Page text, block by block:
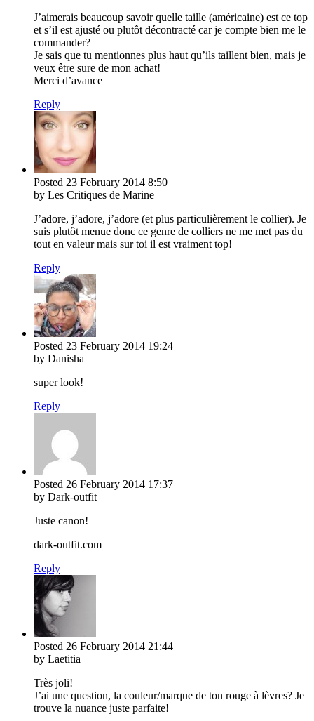
J’aimerais beaucoup savoir quelle taille (américaine) est ce top
et s’il est ajusté ou plutôt décontracté car je compte bien me le
commander?
Je sais que tu mentionnes plus haut qu’ils taillent bien, mais je
veux être sure de mon achat!
Merci d’avance
Reply
Posted 23 February 2014 8:50
by Les Critiques de Marine
J’adore, j’adore, j’adore (et plus particulièrement le collier). Je
suis plutôt menue donc ce genre de colliers ne me met pas du
tout en valeur mais sur toi il est vraiment top!
Reply
Posted 23 February 2014 19:24
by Danisha
super look!
Reply
Posted 26 February 2014 17:37
by Dark-outfit
Juste canon!
dark-outfit.com
Reply
Posted 26 February 2014 21:44
by Laetitia
Très joli!
J’ai une question, la couleur/marque de ton rouge à lèvres? Je
trouve la nuance juste parfaite!